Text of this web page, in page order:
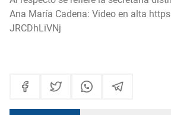
Ana María Cadena: Video en alta
JRCDhLiVNj